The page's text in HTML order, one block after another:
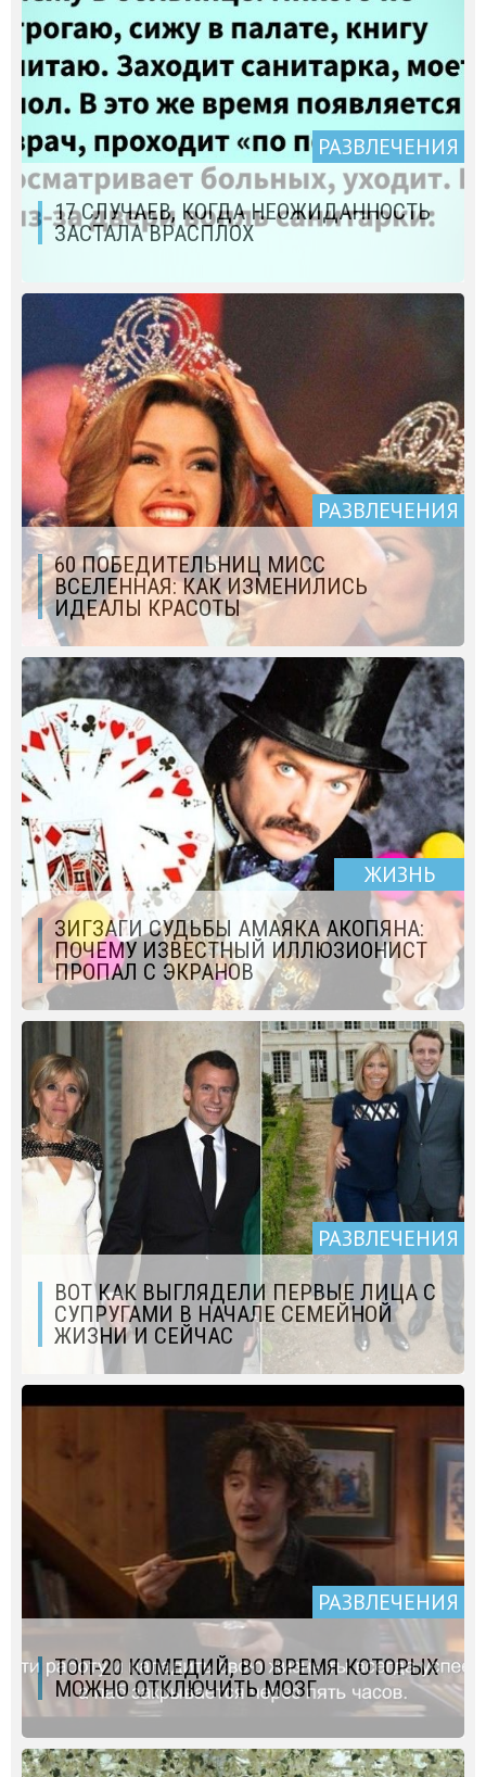
РАЗВЛЕЧЕНИЯ
17 СЛУЧАЕВ, КОГДА НЕОЖИДАННОСТЬ
ЗАСТАЛА ВРАСПЛОХ
РАЗВЛЕЧЕНИЯ
60 ПОБЕДИТЕЛЬНИЦ МИСС
ВСЕЛЕННАЯ: КАК ИЗМЕНИЛИСЬ
ИДЕАЛЫ КРАСОТЫ
ЖИЗНЬ
ЗИГЗАГИ СУДЬБЫ АМАЯКА АКОПЯНА:
ПОЧЕМУ ИЗВЕСТНЫЙ ИЛЛЮЗИОНИСТ
ПРОПАЛ С ЭКРАНОВ
РАЗВЛЕЧЕНИЯ
ВОТ КАК ВЫГЛЯДЕЛИ ПЕРВЫЕ ЛИЦА С
СУПРУГАМИ В НАЧАЛЕ СЕМЕЙНОЙ
ЖИЗНИ И СЕЙЧАС
РАЗВЛЕЧЕНИЯ
ТОП-20 КОМЕДИЙ, ВО ВРЕМЯ КОТОРЫХ
МОЖНО ОТКЛЮЧИТЬ МОЗГ